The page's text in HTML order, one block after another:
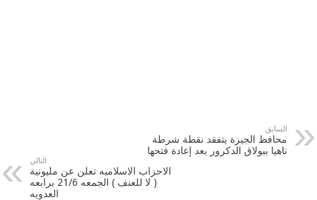
السابق
محافظ الجيزة يتفقد نقطة شرطة
ناهيا ببولاق الدكرور بعد إعادة فتحها
التالي
الاحزاب الاسلاميه تعلن عن مليونية
( لا للعنف ) الجمعه 21/6 برابعه
العدويه